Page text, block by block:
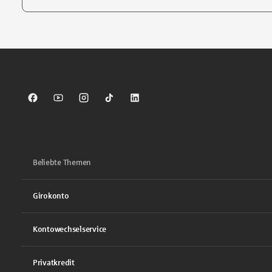
Sparkasse auf Facebook
Sparkasse auf Youtube
Sparkasse auf Instagram
Sparkasse auf TikTok
Sparkasse auf LinkedIn
Beliebte Themen
Girokonto
Kontowechselservice
Privatkredit